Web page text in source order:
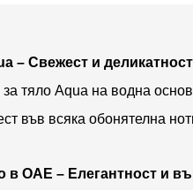
– Свежест и
тяло Aqua на водна
във всяка обонятелна
в ОАЕ – Елегантност и